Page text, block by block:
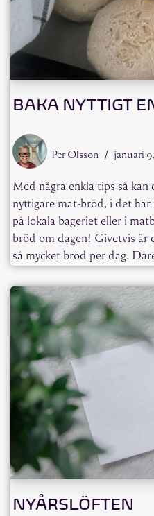
BAKA NYTTIGT
Per Olsson januari
Med några enkla tips så
nyttigare mat-bröd, i det
på lokala bageriet eller i
bröd om dagen! Givetvis är
så mycket bröd per dag.
NYÅRSLÖFTEN